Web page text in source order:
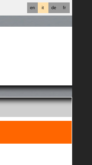
fr
de
it
en